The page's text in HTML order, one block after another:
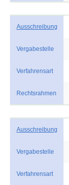
Ausschreibung
Vergabestelle
Verfahrensart
Rechtsrahmen
Ausschreibung
Vergabestelle
Verfahrensart